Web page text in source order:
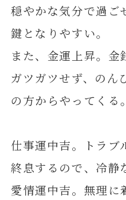
穏やかな気分で過ご
鍵となりやすい。
また、金運上昇。金
ガツガツせず、のん
の方からやってくる。
仕事運中吉。トラブ
終息するので、冷静
愛情運中吉。無理に